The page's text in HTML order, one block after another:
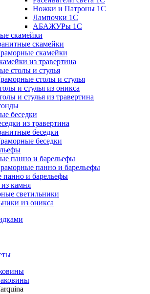
Ножки и Патроны 1С
Лампочки 1С
АБАЖУРы 1С
скамейки
скамейки
скамейки
из травертина
столы и стулья
столы и стулья
и стулья из оникса
и стулья из травертина
беседки
из травертина
беседки
беседки
панно и барельефы
панно и барельефы
и барельефы
камня
светильники
из оникса